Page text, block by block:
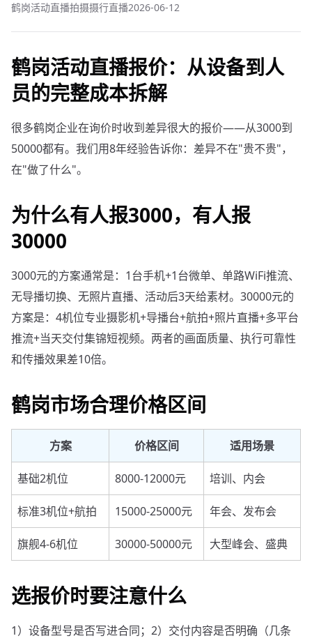
鹤岗活动直播拍摄摄行直播2026-06-12
鹤岗活动直播报价：从设备到人
员的完整成本拆解
很多鹤岗企业在询价时收到差异很大的报价——从3000到
50000都有。我们用8年经验告诉你：差异不在"贵不贵"，
在"做了什么"。
为什么有人报3000，有人报
30000
3000元的方案通常是：1台手机+1台微单、单路WiFi推流、
无导播切换、无照片直播、活动后3天给素材。30000元的
方案是：4机位专业摄影机+导播台+航拍+照片直播+多平台
推流+当天交付集锦短视频。两者的画面质量、执行可靠性
和传播效果差10倍。
鹤岗市场合理价格区间
方案 价格区间 适用场景
基础2机位 8000-12000元 培训、内会
标准3机位+航拍 15000-25000元 年会、发布会
旗舰4-6机位 30000-50000元 大型峰会、盛典
选报价时要注意什么
1）设备型号是否写进合同；2）交付内容是否明确（几条